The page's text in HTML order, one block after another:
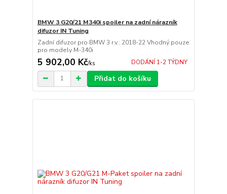
BMW 3 G20/21 M340i spoiler na zadní nárazník
difuzor IN Tuning
Zadní difuzor pro BMW 3 r.v.: 2018-22 Vhodný pouze
pro modely M-340i
5 902,00 Kč/ks DODÁNÍ 1-2 TÝDNY
Přidat do košíku